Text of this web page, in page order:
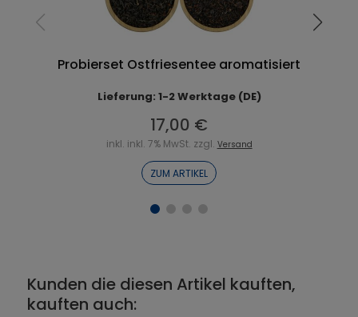
Probierset Ostfriesentee aromatisiert
Lieferung: 1-2 Werktage (DE)
17,00 €
inkl. inkl. 7% MwSt. zzgl. Versand
ZUM ARTIKEL
Kunden die diesen Artikel kauften,
kauften auch: